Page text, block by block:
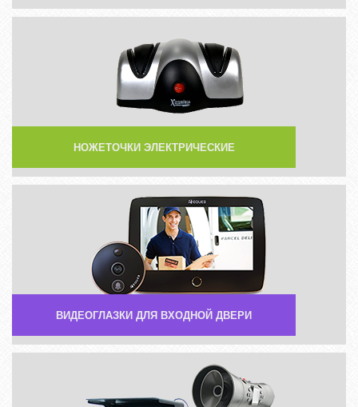
НОЖЕТОЧКИ ЭЛЕКТРИЧЕСКИЕ
ВИДЕОГЛАЗКИ ДЛЯ ВХОДНОЙ ДВЕРИ